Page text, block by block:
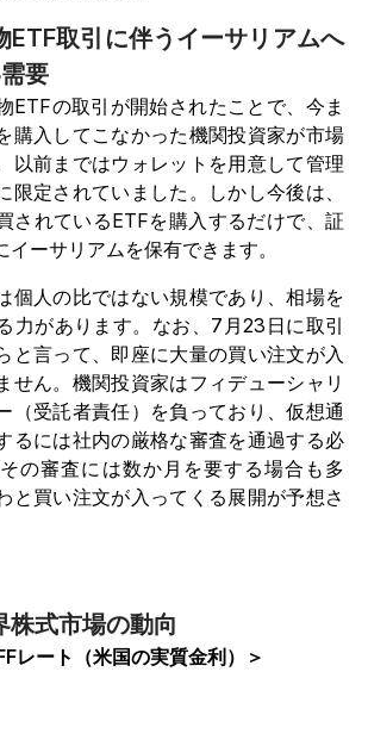
取引に伴うイーサリアムへ
要
ETFの取引が開始されたことで、今ま
購入してこなかった機関投資家が市場
以前まではウォレットを用意して管理
限定されていました。しかし今後は、
されているETFを購入するだけで、証
ーサリアムを保有できます。
個人の比ではない規模であり、相場を
力があります。なお、7月23日に取引
と言って、即座に大量の買い注文が入
せん。機関投資家はフィデューシャリ
（受託者責任）を負っており、仮想通
るには社内の厳格な審査を通過する必
の審査には数か月を要する場合も多
と買い注文が入ってくる展開が予想さ
式市場の動向
レート（米国の実質金利）＞